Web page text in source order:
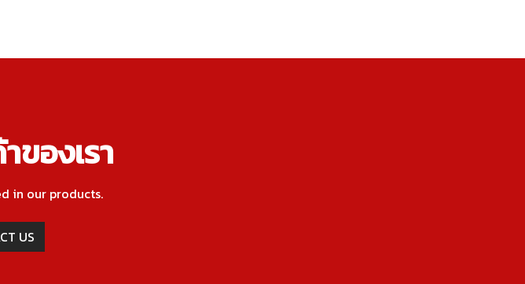
ของเรา
in our products.
US